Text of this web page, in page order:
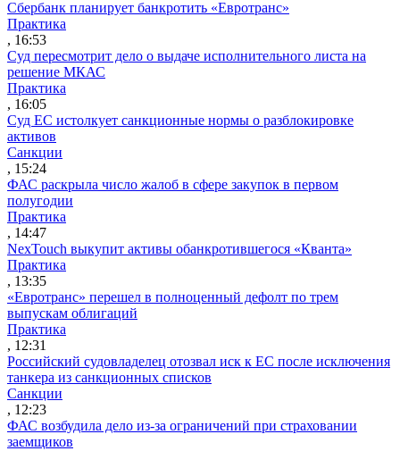
Сбербанк планирует банкротить «Евротранс»
Практика
, 16:53
Суд пересмотрит дело о выдаче исполнительного листа на
решение МКАС
Практика
, 16:05
Суд ЕС истолкует санкционные нормы о разблокировке
активов
Санкции
, 15:24
ФАС раскрыла число жалоб в сфере закупок в первом
полугодии
Практика
, 14:47
NexTouch выкупит активы обанкротившегося «Кванта»
Практика
, 13:35
«Евротранс» перешел в полноценный дефолт по трем
выпускам облигаций
Практика
, 12:31
Российский судовладелец отозвал иск к ЕС после исключения
танкера из санкционных списков
Санкции
, 12:23
ФАС возбудила дело из-за ограничений при страховании
заемщиков